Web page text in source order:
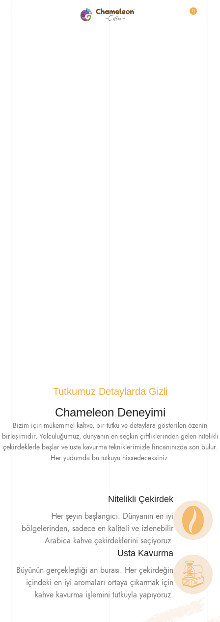
0
Tutkumuz Detaylarda Gizli
Chameleon Deneyimi
Bizim için mükemmel kahve, bir tutku ve detaylara gösterilen özenin
birleşimidir. Yolculuğumuz, dünyanın en seçkin çiftliklerinden gelen nitelikli
çekirdeklerle başlar ve usta kavurma tekniklerimizle fincanınızda son bulur.
Her yudumda bu tutkuyu hissedeceksiniz.
Nitelikli Çekirdek
Her şeyin başlangıcı. Dünyanın en iyi
bölgelerinden, sadece en kaliteli ve izlenebilir
Arabica kahve çekirdeklerini seçiyoruz.
Usta Kavurma
Büyünün gerçekleştiği an burası. Her çekirdeğin
içindeki en iyi aromaları ortaya çıkarmak için
kahve kavurma işlemini tutkuyla yapıyoruz.